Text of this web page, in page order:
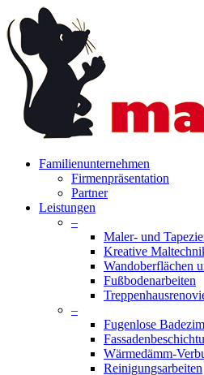
to
main
content
search
Menu
Familienunternehmen
Firmenpräsentation
Partner
Leistungen
–
Maler- und
Kreative
Wandoberflächen
Fußbodenarbeiten
–
Fugenlose
Wärmedämm-
Reinigungsarbeiten